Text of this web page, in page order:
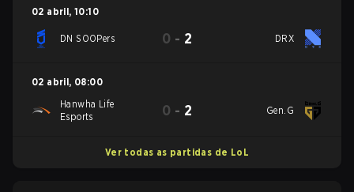
02 abril, 10:10
DN SOOPers 0 - 2 DRX
02 abril, 08:00
Hanwha Life
Esports
0 - 2 Gen.G
Ver todas as partidas de LoL